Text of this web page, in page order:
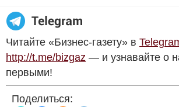
Читайте «Бизнес-газету» в
http://t.me/bizgaz — и узнавайте о
первыми!
Поделиться: